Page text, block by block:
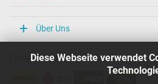
Diese Webseite verwendet
Über Uns
Unsere Versandarten